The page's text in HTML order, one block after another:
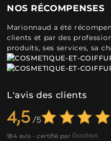
NOS RÉCOMPENSES
Marionnaud a été
clients et par des
produits, ses services, sa
L'avis des clients
4,5
184 avis - certifié par